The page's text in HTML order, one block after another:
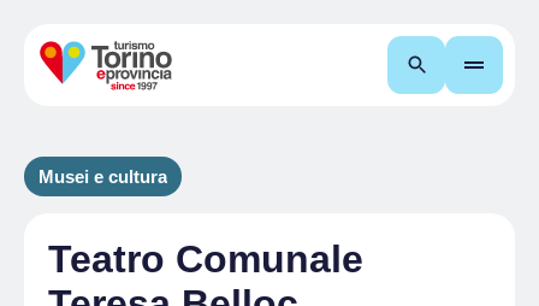
Cerca
Musei e cultura
Teatro Comunale